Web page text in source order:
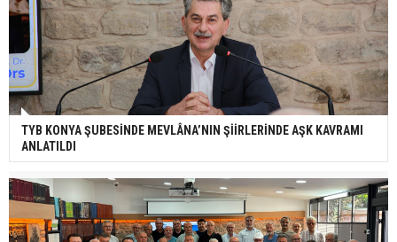
TYB KONYA ŞUBESİNDE MEVLÂNA’NIN ŞİİRLERİNDE AŞK KAVRAMI
ANLATILDI